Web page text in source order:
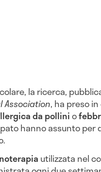
la ricerca,
Association, ha preso
da pollinio
hanno assunto per
utilizzata nel